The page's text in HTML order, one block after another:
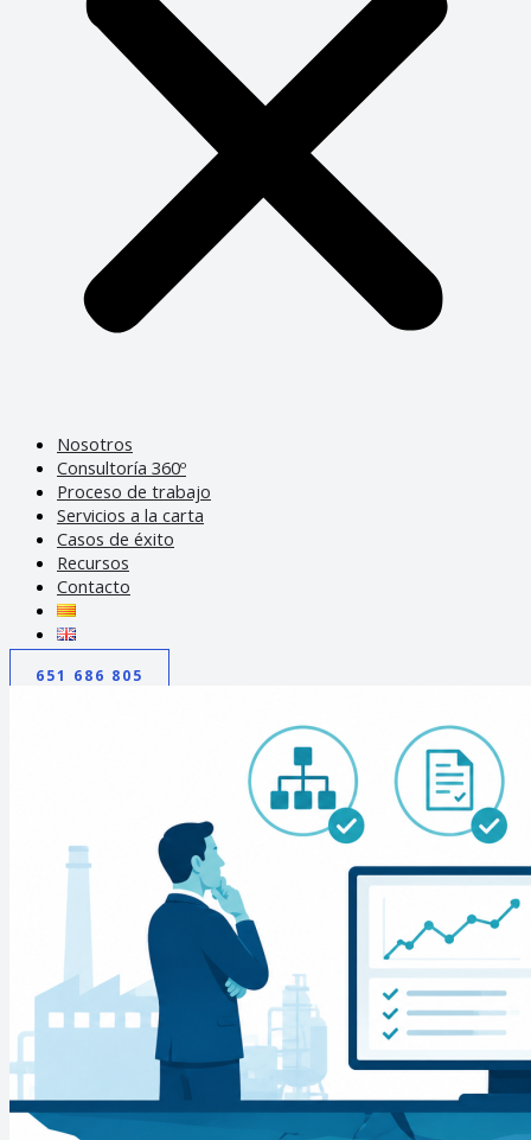
Nosotros
Consultoría 360º
Proceso de trabajo
Servicios a la carta
Casos de éxito
Recursos
Contacto
651 686 805